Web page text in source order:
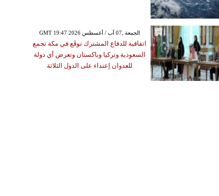
GMT 19:47 2026 الجمعة ,07 آب / أغسطس
اتفاقية للدفاع المشترك توقَع في مكة تجمع
السعودية وتركيا وباكستان وتعرض أي دولة
للعدوان إعتداء على الدول الثلاثة